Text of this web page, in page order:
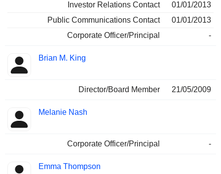
Investor Relations Contact
01/01/2013
Public Communications Contact
01/01/2013
Corporate Officer/Principal
-
Brian M. King
Director/Board Member 21/05/2009
Melanie Nash
Corporate Officer/Principal -
Emma Thompson